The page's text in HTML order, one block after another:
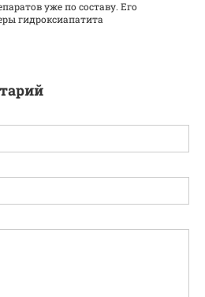
уже по составу. Его
гидроксиапатита